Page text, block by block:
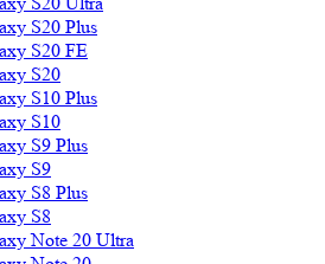
S20 Plus
S20 FE
S20
S10 Plus
S10
S9 Plus
S9
S8 Plus
S8
Note 20 Ultra